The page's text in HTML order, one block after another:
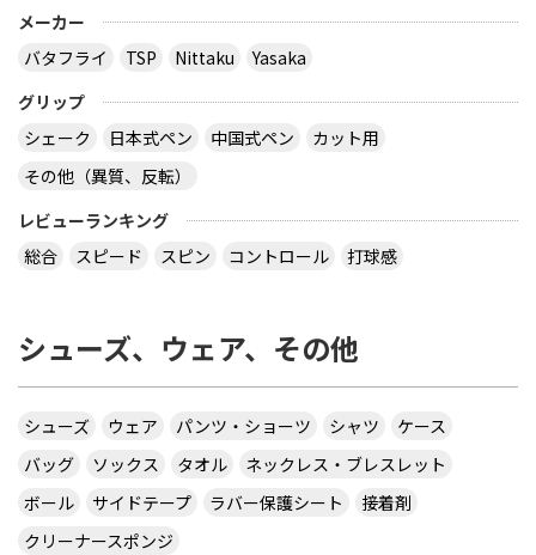
メーカー
バタフライ
TSP Nittaku
Yasaka
グリップ
シェーク
日本式ペン 中国式ペン
カット用
その他（異質、反転）
レビューランキング
総合
スピード スピン コントロール 打球感
シューズ、ウェア、その他
シューズ ウェア パンツ・ショーツ シャツ
ケース
バッグ
ソックス タオル
ネックレス・ブレスレット
ボール
サイドテープ ラバー保護シート
接着剤
クリーナースポンジ